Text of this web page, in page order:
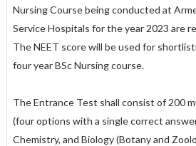
Nursing Course being conducted at
Service Hospitals for the year 2023 are
The NEET score will be used for
four year BSc Nursing course.
The Entrance Test shall consist of 200
(four options with a single correct
Chemistry, and Biology (Botany and